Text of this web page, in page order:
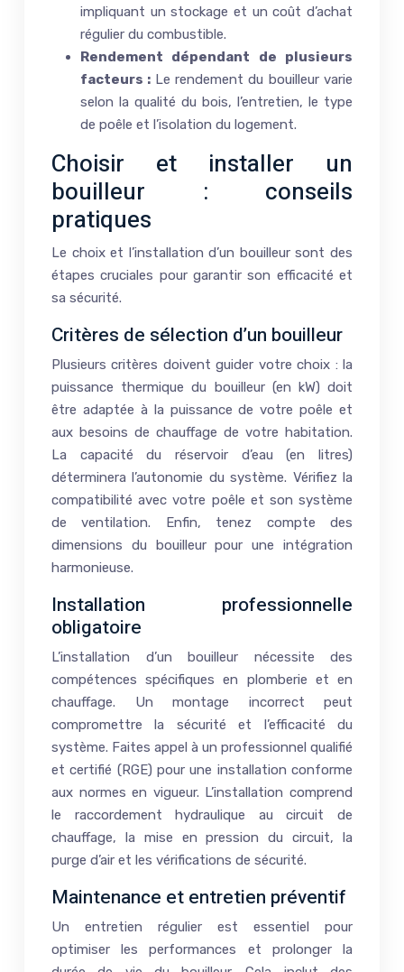
impliquant un stockage et un coût d’achat
régulier du combustible.
Rendement dépendant de plusieurs
facteurs : Le rendement du bouilleur varie
selon la qualité du bois, l’entretien, le type
de poêle et l’isolation du logement.
Choisir et installer un
bouilleur : conseils
pratiques
Le choix et l’installation d’un bouilleur sont des
étapes cruciales pour garantir son efficacité et
sa sécurité.
Critères de sélection d’un bouilleur
Plusieurs critères doivent guider votre choix : la
puissance thermique du bouilleur (en kW) doit
être adaptée à la puissance de votre poêle et
aux besoins de chauffage de votre habitation.
La capacité du réservoir d’eau (en litres)
déterminera l’autonomie du système. Vérifiez la
compatibilité avec votre poêle et son système
de ventilation. Enfin, tenez compte des
dimensions du bouilleur pour une intégration
harmonieuse.
Installation professionnelle
obligatoire
L’installation d’un bouilleur nécessite des
compétences spécifiques en plomberie et en
chauffage. Un montage incorrect peut
compromettre la sécurité et l’efficacité du
système. Faites appel à un professionnel qualifié
et certifié (RGE) pour une installation conforme
aux normes en vigueur. L’installation comprend
le raccordement hydraulique au circuit de
chauffage, la mise en pression du circuit, la
purge d’air et les vérifications de sécurité.
Maintenance et entretien préventif
Un entretien régulier est essentiel pour
optimiser les performances et prolonger la